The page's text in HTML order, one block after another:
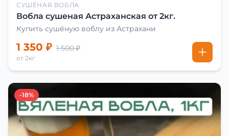
СУШЁНАЯ ВОБЛА
Вобла сушеная Астраханская от 2кг.
Купить сушёную воблу из Астрахани
1 350 ₽ 1 500 ₽
от 2кг
-18%